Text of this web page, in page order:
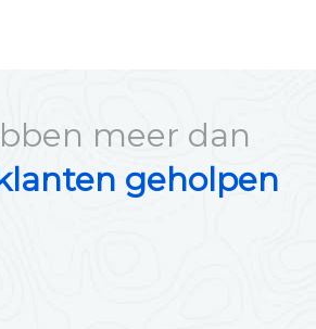
meer dan
geholpen